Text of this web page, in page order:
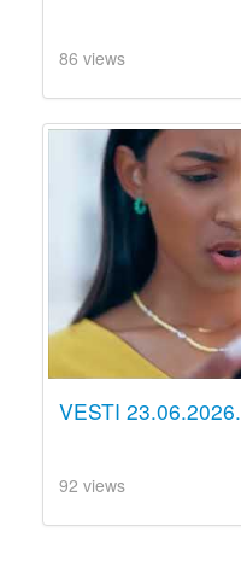
86 views
VESTI 23.06.2026.
92 views